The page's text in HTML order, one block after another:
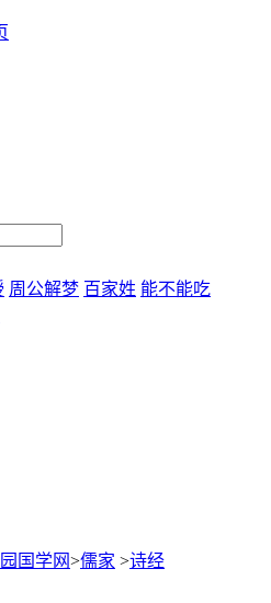
周公解梦 百家姓 能不能吃
国学网>儒家 >诗经